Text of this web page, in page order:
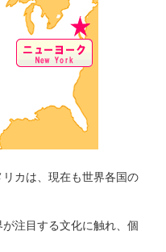
カは、現在も世界各国の
注目する文化に触れ、個